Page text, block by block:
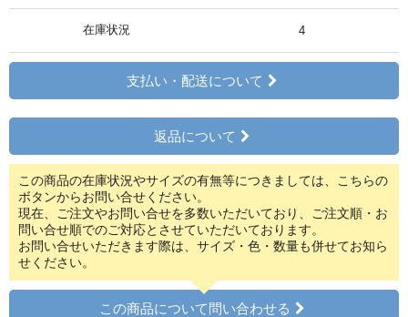
在庫状況 4
支払い・配送について
返品について
この商品の在庫状況やサイズの有無等につきましては、こちらの
ボタンからお問い合せください。
現在、ご注文やお問い合せを多数いただいており、ご注文順・お
問い合せ順でのご対応とさせていただいております。
お問い合せいただきます際は、サイズ・色・数量も併せてお知ら
せください。
この商品について問い合わせる